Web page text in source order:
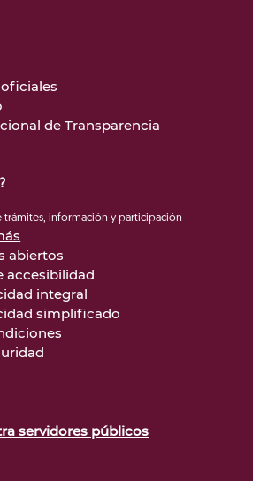
de Transparencia
trámites, información y participación
abiertos
accesibilidad
integral
simplificado
servidores públicos